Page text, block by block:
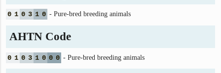
0 1 0 3 1 0 - Pure-bred breeding animals
AHTN Code
0 1 0 3 1 0 0 0 - Pure-bred breeding animals